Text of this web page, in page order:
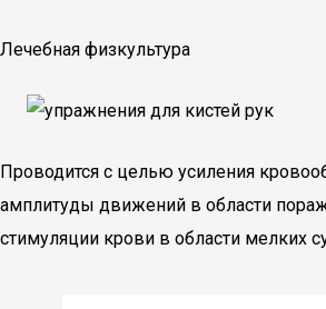
Лечебная физкультура
Проводится с целью усиления
амплитуды движений в области
стимуляции крови в области мелких